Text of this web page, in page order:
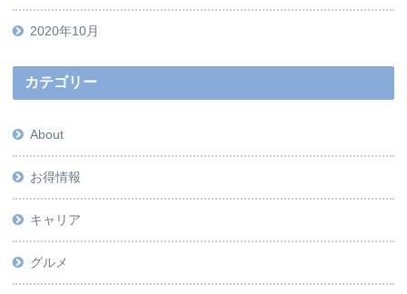
2020年10月
カテゴリー
About
お得情報
キャリア
グルメ